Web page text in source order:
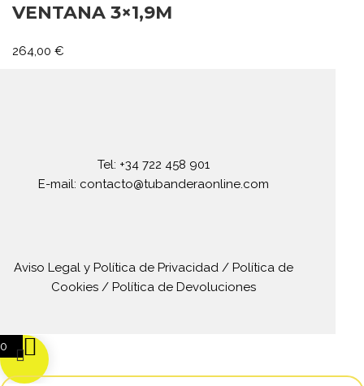
VENTANA 3×1,9M
264,00 €
Tel: +34 722 458 901
E-mail: contacto@tubanderaonline.com
Aviso Legal y Política de Privacidad / Política de
Cookies / Política de Devoluciones
0